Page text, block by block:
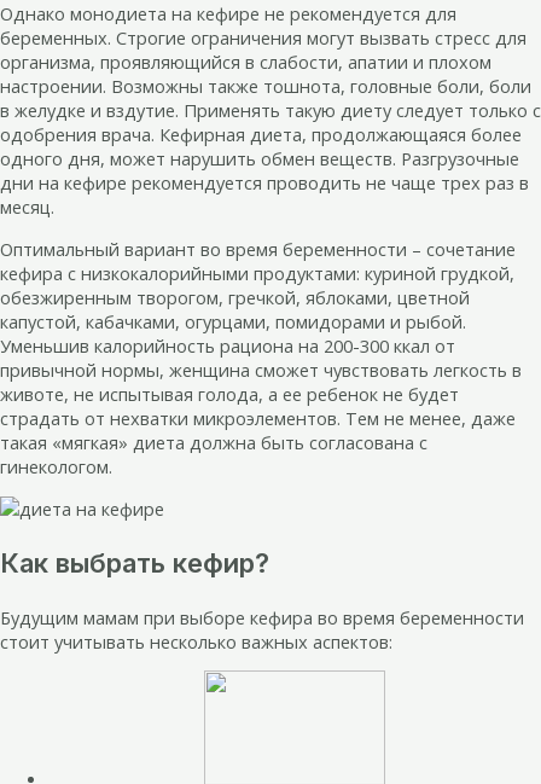
Однако монодиета на кефире не рекомендуется для
беременных. Строгие ограничения могут вызвать стресс для
организма, проявляющийся в слабости, апатии и плохом
настроении. Возможны также тошнота, головные боли, боли
в желудке и вздутие. Применять такую диету следует только с
одобрения врача. Кефирная диета, продолжающаяся более
одного дня, может нарушить обмен веществ. Разгрузочные
дни на кефире рекомендуется проводить не чаще трех раз в
месяц.
Оптимальный вариант во время беременности – сочетание
кефира с низкокалорийными продуктами: куриной грудкой,
обезжиренным творогом, гречкой, яблоками, цветной
капустой, кабачками, огурцами, помидорами и рыбой.
Уменьшив калорийность рациона на 200-300 ккал от
привычной нормы, женщина сможет чувствовать легкость в
животе, не испытывая голода, а ее ребенок не будет
страдать от нехватки микроэлементов. Тем не менее, даже
такая «мягкая» диета должна быть согласована с
гинекологом.
Как выбрать кефир?
Будущим мамам при выборе кефира во время беременности
стоит учитывать несколько важных аспектов: